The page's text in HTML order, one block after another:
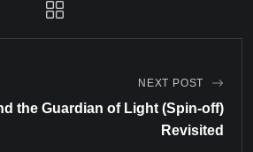
NEXT POST
the Guardian of Light (Spin-off)
Revisited